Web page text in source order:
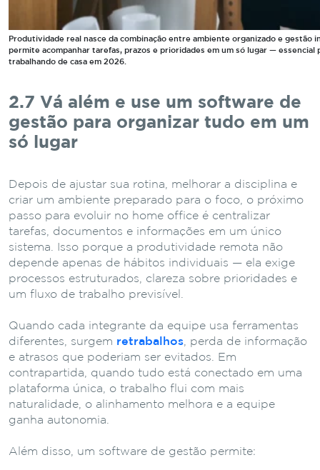
Produtividade real nasce da combinação entre ambiente organizado e gestão
permite acompanhar tarefas, prazos e prioridades em um só lugar — essencial
trabalhando de casa em 2026.
2.7 Vá além e use um software de
gestão para organizar tudo em um
só lugar
Depois de ajustar sua rotina, melhorar a disciplina e
criar um ambiente preparado para o foco, o próximo
passo para evoluir no home office é centralizar
tarefas, documentos e informações em um único
sistema. Isso porque a produtividade remota não
depende apenas de hábitos individuais — ela exige
processos estruturados, clareza sobre prioridades e
um fluxo de trabalho previsível.
Quando cada integrante da equipe usa ferramentas
diferentes, surgem retrabalhos , perda de informação
e atrasos que poderiam ser evitados. Em
contrapartida, quando tudo está conectado em uma
plataforma única, o trabalho flui com mais
naturalidade, o alinhamento melhora e a equipe
ganha autonomia.
Além disso, um software de gestão permite: